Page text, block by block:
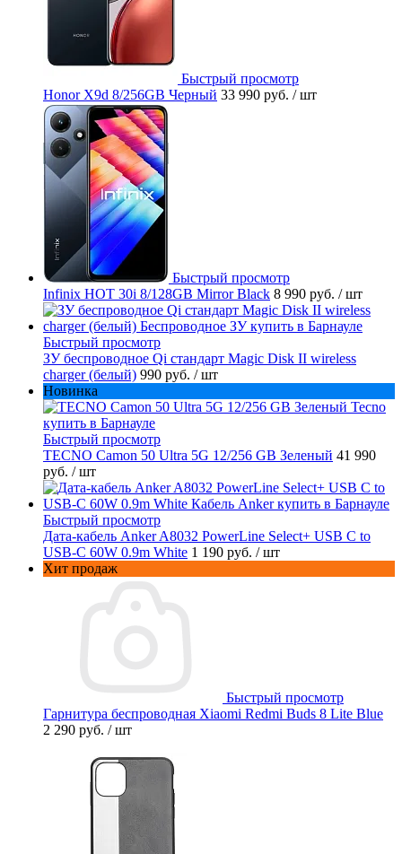
Быстрый просмотр
Honor X9d 8/256GB Черный 33 990 руб. / шт
Быстрый просмотр
Infinix HOT 30i 8/128GB Mirror Black 8 990 руб. / шт
Быстрый просмотр
ЗУ беспроводное Qi стандарт Magic Disk II wireless
charger (белый) 990 руб. / шт
Новинка
Быстрый просмотр
TECNO Camon 50 Ultra 5G 12/256 GB Зеленый 41 990
руб. / шт
Быстрый просмотр
Дата-кабель Anker A8032 PowerLine Select+ USB C to
USB-C 60W 0.9m White 1 190 руб. / шт
Хит продаж
Быстрый просмотр
Гарнитура беспроводная Xiaomi Redmi Buds 8 Lite Blue
2 290 руб. / шт